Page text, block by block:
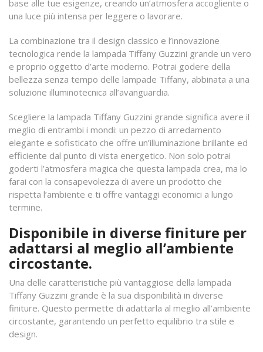
base alle tue esigenze, creando un’atmosfera accogliente o
una luce più intensa per leggere o lavorare.
La combinazione tra il design classico e l’innovazione
tecnologica rende la lampada Tiffany Guzzini grande un vero
e proprio oggetto d’arte moderno. Potrai godere della
bellezza senza tempo delle lampade Tiffany, abbinata a una
soluzione illuminotecnica all’avanguardia.
Scegliere la lampada Tiffany Guzzini grande significa avere il
meglio di entrambi i mondi: un pezzo di arredamento
elegante e sofisticato che offre un’illuminazione brillante ed
efficiente dal punto di vista energetico. Non solo potrai
goderti l’atmosfera magica che questa lampada crea, ma lo
farai con la consapevolezza di avere un prodotto che
rispetta l’ambiente e ti offre vantaggi economici a lungo
termine.
Disponibile in diverse finiture per
adattarsi al meglio all’ambiente
circostante.
Una delle caratteristiche più vantaggiose della lampada
Tiffany Guzzini grande è la sua disponibilità in diverse
finiture. Questo permette di adattarla al meglio all’ambiente
circostante, garantendo un perfetto equilibrio tra stile e
design.